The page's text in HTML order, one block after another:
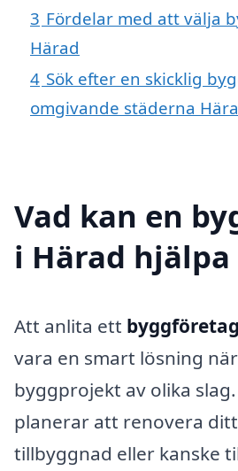
3 Fördelar med att välja
Härad
4 Sök efter en skicklig
omgivande städerna
Vad kan en
i Härad
Att anlita ett
vara en smart lösning
byggprojekt av olika
planerar att renovera
tillbyggnad eller kanske